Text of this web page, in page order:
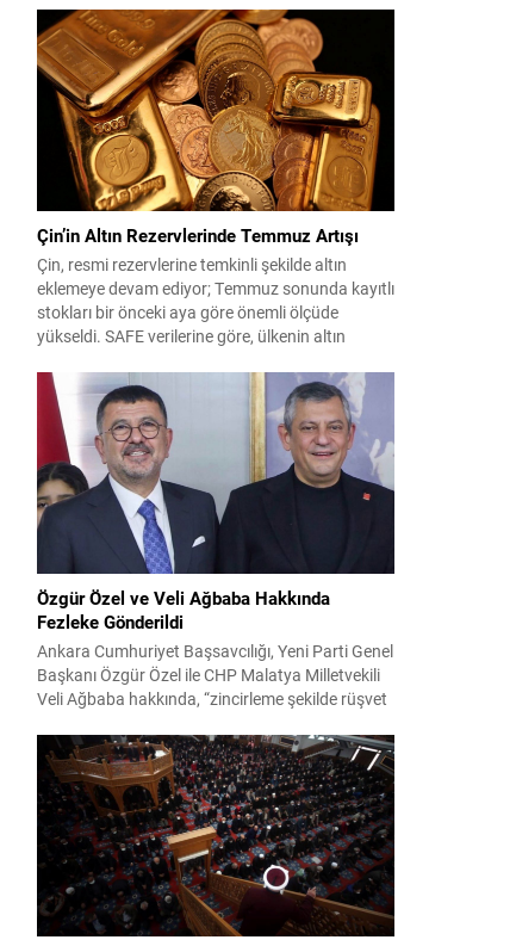
kısa sürede muhalif medyanın gündemine girdi.
Kuruluşun hemen ardından bazı anket sonuçları
kamuoyuna yansıyınca, partinin tabanda karşılık
bulduğu iddiaları gündemi...
Çin’in Altın Rezervlerinde Temmuz Artışı
Çin, resmi rezervlerine temkinli şekilde altın
eklemeye devam ediyor; Temmuz sonunda kayıtlı
stokları bir önceki aya göre önemli ölçüde
yükseldi. SAFE verilerine göre, ülkenin altın
göstererek 76.080.000 ons seviyesine ulaştı. Bu
artış, Çin’in aylık alımlarında yıl içinde dikkat
çeken bir yükselişi temsil ediyor. Temmuz...
Özgür Özel ve Veli Ağbaba Hakkında
Fezleke Gönderildi
Ankara Cumhuriyet Başsavcılığı, Yeni Parti Genel
Başkanı Özgür Özel ile CHP Malatya Milletvekili
Veli Ağbaba hakkında, “zincirleme şekilde rüşvet
Adalet Bakanlığı’na sevk etti. Fezlekeler, 31 Mart
2024 yerel seçimleri ve 4-5 Kasım 2023’teki CHP
38. Olağan Kurultayı sürecine ilişkin iddiaları
kapsıyor. Daha önce Antalya ve İstanbul...